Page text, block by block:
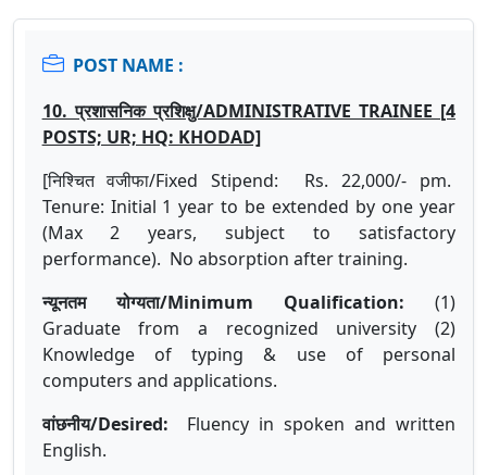
POST NAME :
10. प्रशासनिक प्रशिक्षु/ADMINISTRATIVE TRAINEE [4
POSTS; UR; HQ: KHODAD]
[निश्चित वजीफा/Fixed Stipend: Rs. 22,000/- pm.
Tenure: Initial 1 year to be extended by one year
(Max 2 years, subject to satisfactory
performance). No absorption after training.
न्यूनतम योग्यता/Minimum Qualification: (1)
Graduate from a recognized university (2)
Knowledge of typing & use of personal
computers and applications.
वांछनीय/Desired:
Fluency in spoken and written
English.